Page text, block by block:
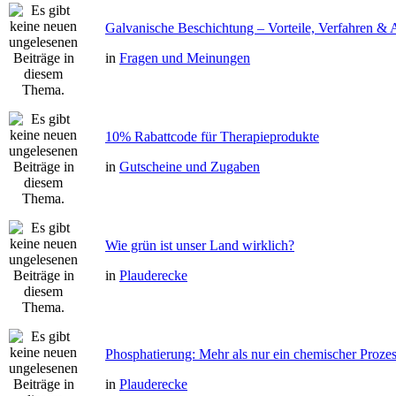
Galvanische Beschichtung – Vorteile, Verfahren &
in Fragen und Meinungen
10% Rabattcode für Therapieprodukte
in Gutscheine und Zugaben
Wie grün ist unser Land wirklich?
in Plauderecke
Phosphatierung: Mehr als nur ein chemischer
in Plauderecke